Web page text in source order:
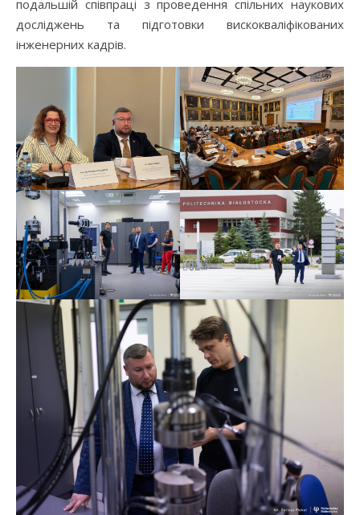
подальшій співпраці з проведення спільних наукових
досліджень та підготовки вискокваліфікованих
інженерних кадрів.